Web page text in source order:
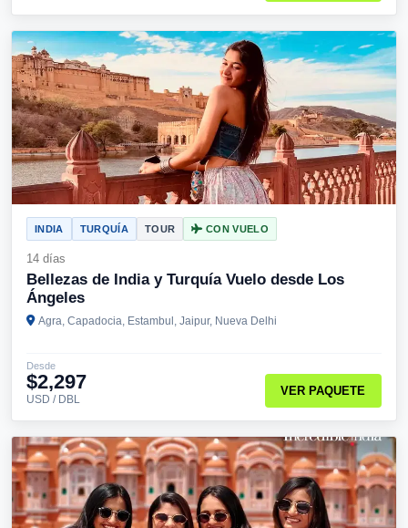
INDIA TURQUÍA TOUR CON VUELO
14 días
Bellezas de India y Turquía Vuelo desde Los
Ángeles
Agra, Capadocia, Estambul, Jaipur, Nueva Delhi
Desde
$2,297
USD / DBL
VER PAQUETE